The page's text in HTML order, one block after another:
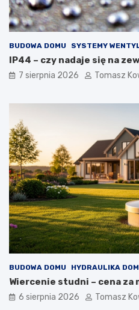
i
z
e
n
ę
t
n
c
h
w
i
e
BUDOWA DOMU SYSTEMY
IP44 – czy nadaje się na
7 sierpnia 2026 Tomasz
BUDOWA DOMU HYDRAULIKA
Wiercenie studni – cena za
6 sierpnia 2026 Tomasz